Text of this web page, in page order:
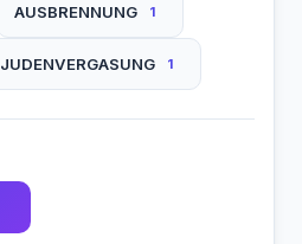
AUSBRENNUNG 1
JUDENVERGASUNG 1